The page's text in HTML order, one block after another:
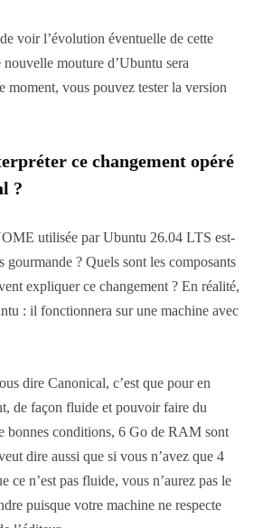
voir l’évolution éventuelle de cette
nouvelle mouture d’Ubuntu sera
moment, vous pouvez tester la version
ce changement opéré
?
utilisée par Ubuntu 26.04 LTS est-
gourmande ? Quels sont les composants
expliquer ce changement ? En réalité,
: il fonctionnera sur une machine avec
dire Canonical, c’est que pour en
de façon fluide et pouvoir faire du
bonnes conditions, 6 Go de RAM sont
dire aussi que si vous n’avez que 4
ce n’est pas fluide, vous n’aurez pas le
puisque votre machine ne respecte